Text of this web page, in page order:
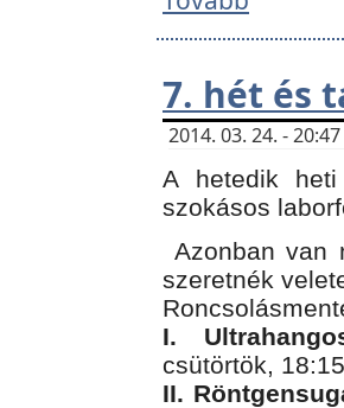
7. hét és
2014. 03. 24. -
A hetedik
szokásos
Azonban van
szeretnék
I.
csütörtök,
II.